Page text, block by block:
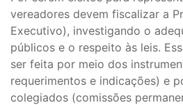
vereadores devem fiscalizar a
Executivo), investigando o
públicos e o respeito às leis.
ser feita por meio dos
requerimentos e indicações) e
colegiados (comissões